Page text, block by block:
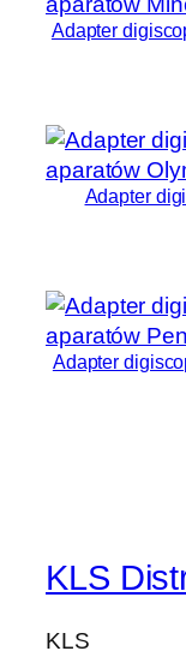
Adapter
Adapter
Adapter
KLS
KLS